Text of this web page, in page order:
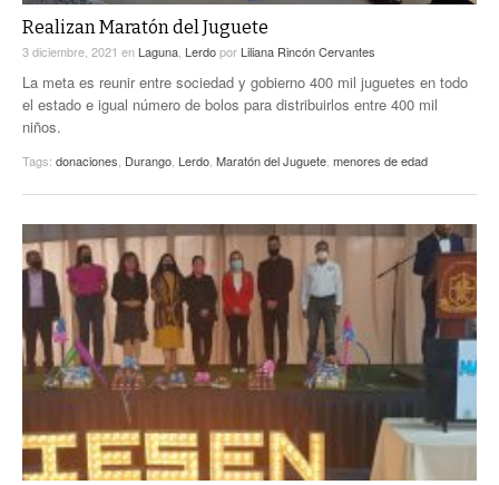
A TODA LEY
ACTUALIDADES GREM
LA MEJOR INFORMACIÓN
Realizan Maratón del Juguete
3 diciembre, 2021 en Laguna Lerdopor Liliana Rincón Cervantes
La meta es reunir entre sociedad y gobierno 400 mil juguetes en todo
el estado e igual número de bolos para distribuirlos entre 400 mil
niños.
Tags: donaciones Durango Lerdo Maratón del Juguete menores de edad